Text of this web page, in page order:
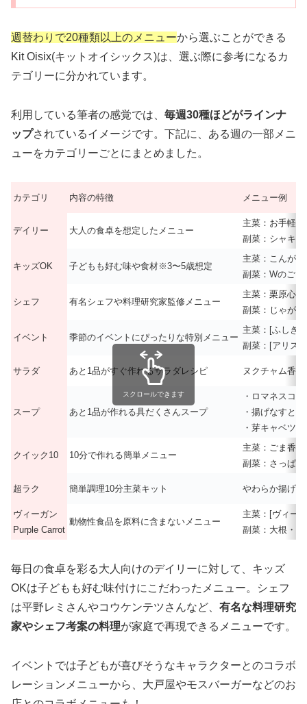
週替わりで20種類以上のメニューから選ぶことができる
Kit Oisix(キットオイシックス)は、選ぶ際に参考になるカ
テゴリーに分かれています。
利用している筆者の感覚では、 毎週30種ほどがラインナ
ップされているイメージです。下記に、ある週の一部メニ
ューをカテゴリーごとにまとめました。
カテゴリ 内容の特徴 メニュー例
デイリー 大人の食卓を想定したメニュー
主菜：お手軽
副菜：シャキ
キッズOK 子どもも好む味や食材※3〜5歳想定
主菜：こんが
副菜：Wのご
シェフ 有名シェフや料理研究家監修メニュー
主菜：栗原心
副菜：じゃが
イベント 季節のイベントにぴったりな特別メニュー
主菜：[ふしぎ
副菜：[アリス]
サラダ あと1品がすぐ作れるサラダレシピ ヌクチャム香
スープ あと1品が作れる具だくさんスープ
・ロマネスコ
・揚げなすと
・芽キャベツ
クイック10 10分で作れる簡単メニュー
主菜：ごま香
副菜：さっぱ
超ラク 簡単調理10分主菜キット やわらか揚げ
ヴィーガン
Purple Carrot
動物性食品を原料に含まないメニュー
主菜：[ヴィー
副菜：大根・
スクロールできます
毎日の食卓を彩る大人向けのデイリーに対して、キッズ
OKは子どもも好む味付けにこだわったメニュー。シェフ
は平野レミさんやコウケンテツさんなど、 有名な料理研究
家やシェフ考案の料理が家庭で再現できるメニューです。
イベントでは子どもが喜びそうなキャラクターとのコラボ
レーションメニューから、大戸屋やモスバーガーなどのお